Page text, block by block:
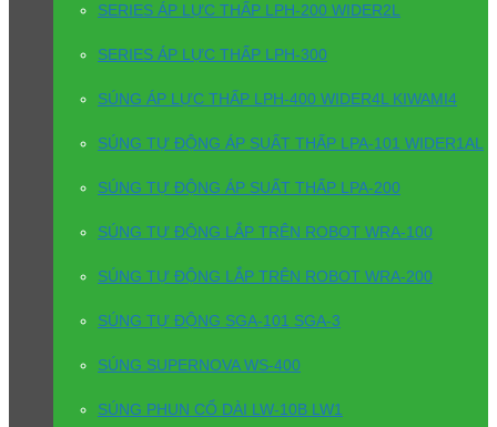
SERIES ÁP LỰC THẤP LPH-200 WIDER2L
SERIES ÁP LỰC THẤP LPH-300
SÚNG ÁP LỰC THẤP LPH-400 WIDER4L KIWAMI4
SÚNG TỰ ĐỘNG ÁP SUẤT THẤP LPA-101 WIDER1AL
SÚNG TỰ ĐỘNG ÁP SUẤT THẤP LPA-200
SÚNG TỰ ĐỘNG LẮP TRÊN ROBOT WRA-100
SÚNG TỰ ĐỘNG LẮP TRÊN ROBOT WRA-200
SÚNG TỰ ĐỘNG SGA-101 SGA-3
SÚNG SUPERNOVA WS-400
SÚNG PHUN CỔ DÀI LW-10B LW1